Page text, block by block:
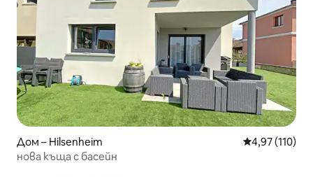
Дом – Hilsenheim Средна
4,97 (110)
нова къща с басейн